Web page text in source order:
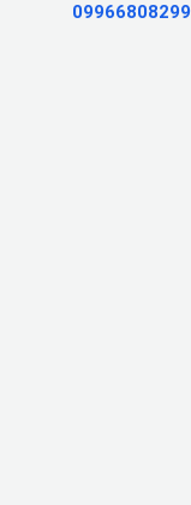
09966808299